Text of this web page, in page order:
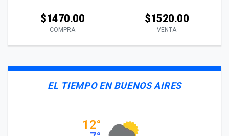
$1470.00
COMPRA
$1520.00
VENTA
EL TIEMPO EN BUENOS AIRES